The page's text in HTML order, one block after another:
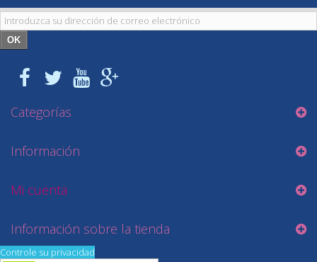
OK
Categorías
Información
Mi cuenta
Información sobre la tienda
Controle su privacidad